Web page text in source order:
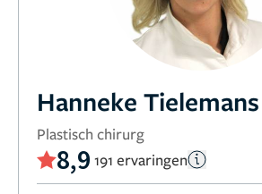
Hanneke Tielemans
Plastisch chirurg
8,9 191 ervaringen